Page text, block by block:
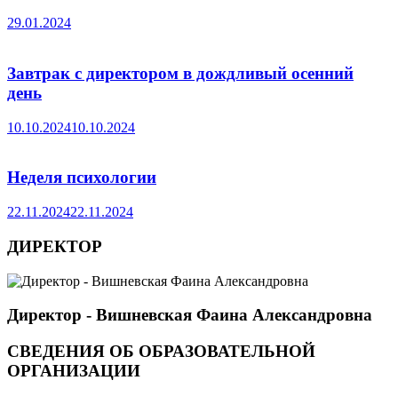
29.01.2024
Завтрак с директором в дождливый осенний
день
10.10.202410.10.2024
Неделя психологии
22.11.202422.11.2024
ДИРЕКТОР
Директор - Вишневская Фаина Александровна
СВЕДЕНИЯ ОБ ОБРАЗОВАТЕЛЬНОЙ
ОРГАНИЗАЦИИ